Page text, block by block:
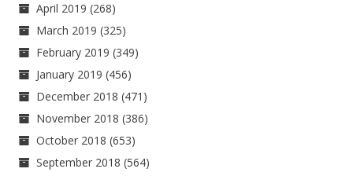
April 2019 (268)
March 2019 (325)
February 2019 (349)
January 2019 (456)
December 2018 (471)
November 2018 (386)
October 2018 (653)
September 2018 (564)